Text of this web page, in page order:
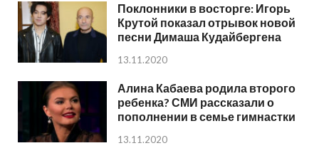
Поклонники в восторге: Игорь
Крутой показал отрывок новой
песни Димаша Кудайбергена
13.11.2020
Алина Кабаева родила второго
ребенка? СМИ рассказали о
пополнении в семье гимнастки
13.11.2020